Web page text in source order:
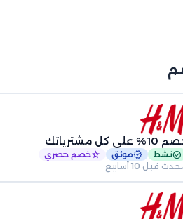
على كل مشترياتك
check_circleنشط verifiedموثق starخصم حصري
قبل 10 أسابيع